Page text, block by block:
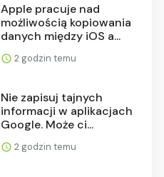
Apple pracuje nad
możliwością kopiowania
danych między iOS a...
2 godzin temu
Nie zapisuj tajnych
informacji w aplikacjach
Google. Może ci...
2 godzin temu